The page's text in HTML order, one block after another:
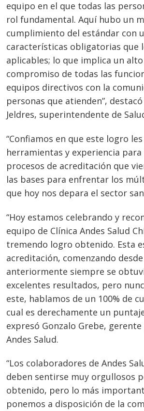
equipo en el que todas las
rol fundamental. Aquí hubo un
cumplimiento del estándar con
características obligatorias que
aplicables; lo que implica un
compromiso de todas las
equipos directivos con la
personas que atienden”,
Jeldres, superintendente de
“Confiamos en que este logro
herramientas y experiencia
procesos de acreditación que
las bases para enfrentar los
que hoy nos depara el sector
“Hoy estamos celebrando y
equipo de Clínica Andes Salud
tremendo logro obtenido. Esta
acreditación, comenzando
anteriormente siempre se
excelentes resultados, pero
este, hablamos de un 100% de
cual es derechamente un
expresó Gonzalo Grebe,
Andes Salud.
“Los colaboradores de Andes
deben sentirse muy orgullosos
obtenido, pero lo más
ponemos a disposición de la
Navegación
de
entradas